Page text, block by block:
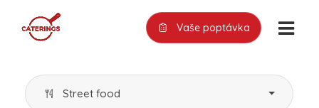
Vaše poptávka
Street food